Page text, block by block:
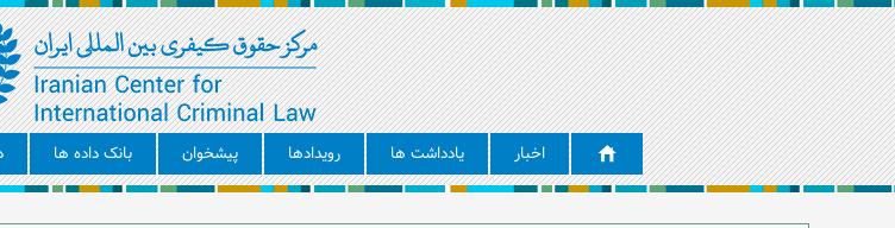
اخبار یادداشت ها رویدادها پیشخوان بانک داده ها